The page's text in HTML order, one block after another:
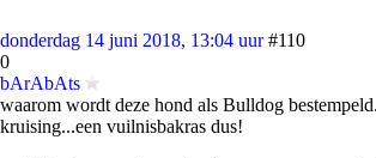
donderdag 14 juni 2018, 13:04 uur #110
0
bArAbAts
waarom wordt deze hond als Bulldog
kruising...een vuilnisbakras dus!